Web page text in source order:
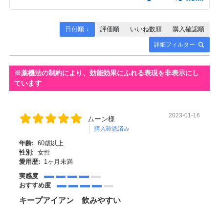
詳細フィルター
日付順 ↓ 評価順 いいね数順 購入確認順
ムーン様
購入確認済み
2023-01-16
年齢: 60歳以上
性別: 女性
愛用歴:
1ヶ月未満
実感度
おすすめ度
キープアイアン 飲みやすい